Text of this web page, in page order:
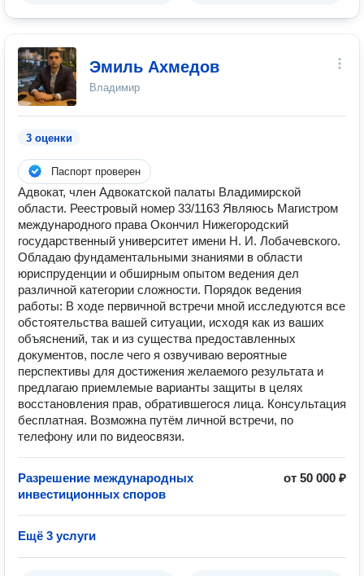
Эмиль Ахмедов
Владимир
3 оценки
Паспорт проверен
Адвокат, член Адвокатской палаты Владимирской
области. Реестровый номер 33/1163 Являюсь Магистром
международного права Окончил Нижегородский
государственный университет имени Н. И. Лобачевского.
Обладаю фундаментальными знаниями в области
юриспруденции и обширным опытом ведения дел
различной категории сложности. Порядок ведения
работы: В ходе первичной встречи мной исследуются все
обстоятельства вашей ситуации, исходя как из ваших
объяснений, так и из существа предоставленных
документов, после чего я озвучиваю вероятные
перспективы для достижения желаемого результата и
предлагаю приемлемые варианты защиты в целях
восстановления прав, обратившегося лица. Консультация
бесплатная. Возможна путём личной встречи, по
телефону или по видеосвязи.
Разрешение международных
инвестиционных споров
от 50 000 ₽
Ещё 3 услуги